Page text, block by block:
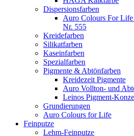
Dispersionsfarben
Auro Colours For
Nr. 555
Kreidefarben
Silikatfarben
Kaseinfarben
Spezialfarben
Pigmente & Abtönfarben
Kreidezeit Pigmente
Auro Vollton- und
Leinos Pigment-
Grundierungen
Auro Colours for Life
Feinputze
Lehm-Feinputze